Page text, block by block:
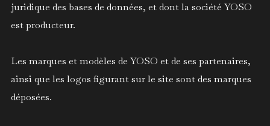
juridique des bases de données, et dont la société YOSO
est producteur.
Les marques et modèles de YOSO et de ses partenaires,
ainsi que les logos figurant sur le site sont des marques
déposées.